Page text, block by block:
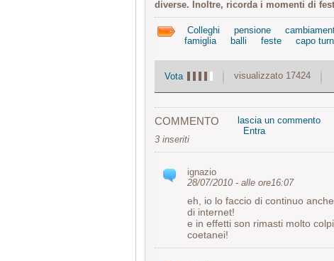
diverse. Inoltre, ricorda i momenti di
Colleghi pensione
famiglia
balli feste capo
Vota visualizzato 17424
COMMENTO
3 inseriti
lascia un commento
Entra
ignazio
28/07/2010 - alle ore16:07
eh, io lo faccio di continuo
di internet!
e in effetti son rimasti molto
coetanei!